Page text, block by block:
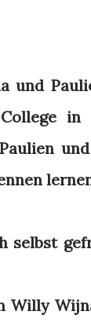
und
College
selbst
Willy